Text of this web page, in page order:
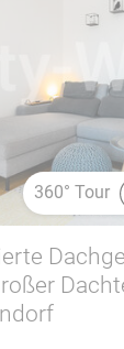
360° Tour